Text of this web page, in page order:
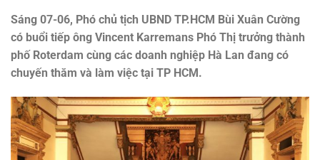
Sáng 07-06, Phó chủ tịch UBND TP.HCM Bùi Xuân Cường
có buổi tiếp ông Vincent Karremans Phó Thị trưởng thành
phố Roterdam cùng các doanh nghiệp Hà Lan đang có
chuyến thăm và làm việc tại TP HCM.